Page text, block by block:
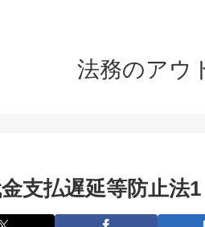
法務のアウ
支払遅延等防止法1